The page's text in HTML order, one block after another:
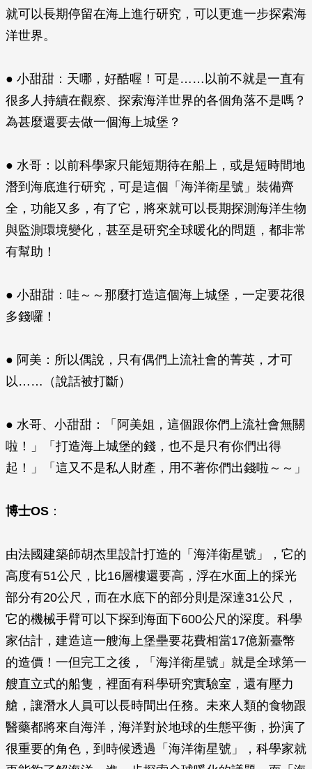
就可以長期停留在海上進行研究，可以更進一步探索海
洋世界。
● 小甜甜：天哪，好酷喔！可是……以前不就是一直有
很多人持續在觀察、探索海洋世界的各個角落不是嗎？
為甚麼還要去做一個海上城堡？
● 水哥：以前科學家只能短期待在船上，或是短時間地
潛到海底進行研究，可是這個「海洋衛星號」裝備齊
全，功能又多，有了它，將來就可以長期探測海洋生物
與監測環境變化，甚至是研究全球暖化的問題，都非常
有幫助！
● 小甜甜：哇～～那麼打造這個海上城堡，一定要花很
多錢囉！
● 阿美：所以偶說，只有偶們上流社會的菁英，才可
以……（說話被打斷）
● 水哥、小甜甜：「阿美姐，這個跟你們上流社會無關
啦！」「打造海上城堡的錢，也不是只有你們出得
起！」「這又不是私人財產，用不著你們出錢啦～～」
博士OS ：
由法國建築師胡杰里設計打造的「海洋衛星號」，它的
高度有51公尺，比16層樓還要高，浮在水面上的採光
部分有20公尺，而在水底下的部分則是深達31公尺，
它的機械手臂可以下探到海面下600公尺的深度。科學
家估計，建造這一艘海上堡壘要花費相當17億新臺幣
的造價！一但完工之後，「海洋衛星號」就是全球第一
艘直立式的船隻，裡面有科學研究實驗室，還有壓力
艙，讓潛水人員可以長時間出任務。未來人類的食物跟
醫藥都將來自海洋，海洋對於地球的生態平衡，扮演了
很重要的角色，到時候透過「海洋衛星號」，科學家就